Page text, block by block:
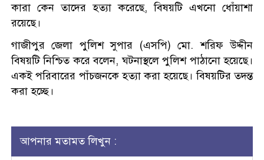
কারা কেন তাদের হত্যা করেছে, বিষয়টি এখনো ধোঁয়াশা
রয়েছে।
গাজীপুর জেলা পুলিশ সুপার (এসপি) মো. শরিফ উদ্দীন
বিষয়টি নিশ্চিত করে বলেন, ঘটনাস্থলে পুলিশ পাঠানো হয়েছে।
একই পরিবারের পাঁচজনকে হত্যা করা হয়েছে। বিষয়টির তদন্ত
করা হচ্ছে।
আপনার মতামত লিখুন :